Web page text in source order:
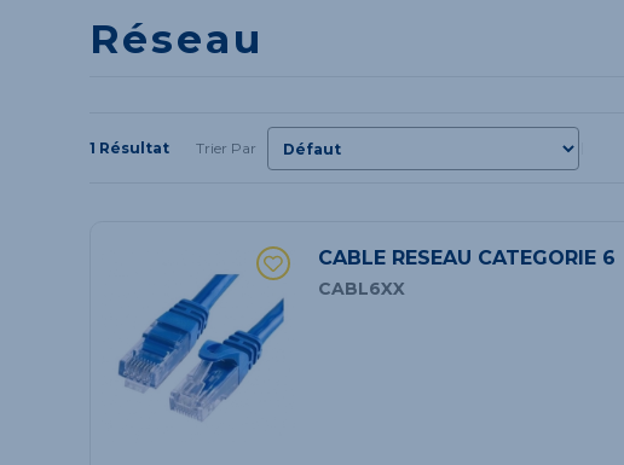
Réseau
1 Résultat Trier Par
CABLE RESEAU CATEGORIE 6
CABL6XX